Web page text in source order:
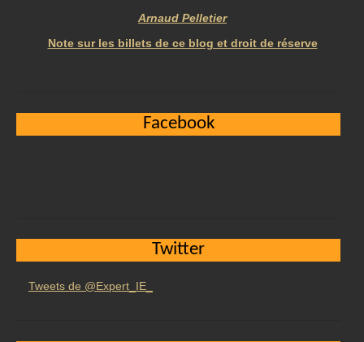
Arnaud Pelletier
Note sur les billets de ce blog et droit de réserve
Facebook
Twitter
Tweets de @Expert_IE_